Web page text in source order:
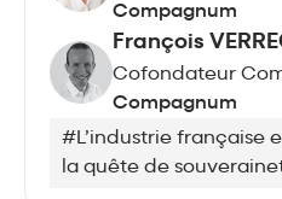
Compagnum
François
Cofondateur
Compagnum
#L’industrie française
la quête de